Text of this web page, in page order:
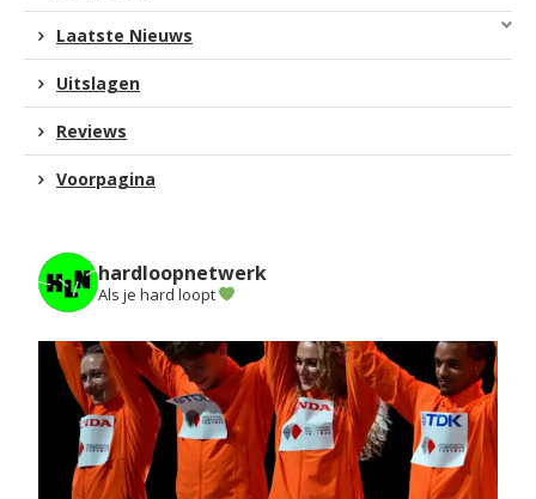
Laatste Nieuws
Uitslagen
Reviews
Voorpagina
hardloopnetwerk
Als je hard loopt